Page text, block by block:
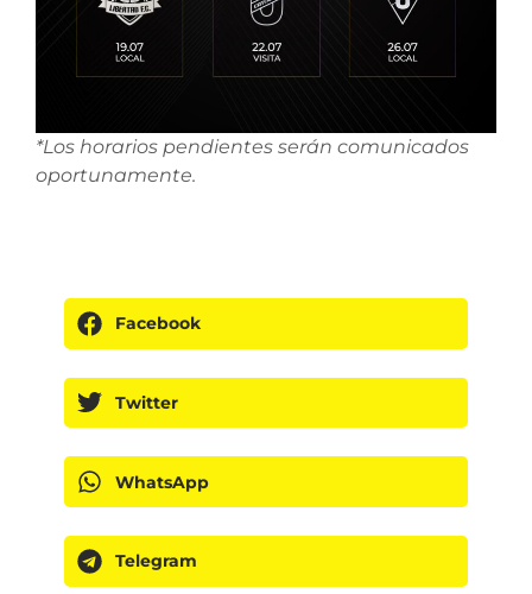
*Los horarios pendientes serán comunicados
oportunamente.
Facebook
Twitter
WhatsApp
Telegram